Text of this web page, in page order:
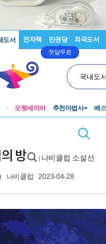
도서 전자책 만권당
첫달무료
외국도서
국내도
오뒷세이아 추천마법사 베
방 나비클럽 소설선
나비클럽 2023-04-28